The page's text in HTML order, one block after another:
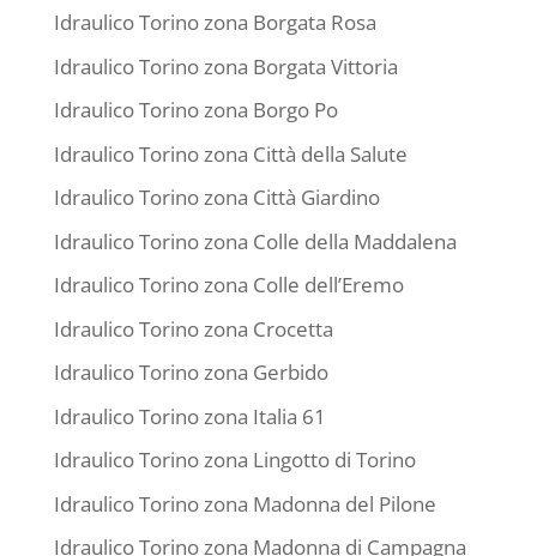
Idraulico Torino zona Borgata Rosa
Idraulico Torino zona Borgata Vittoria
Idraulico Torino zona Borgo Po
Idraulico Torino zona Città della Salute
Idraulico Torino zona Città Giardino
Idraulico Torino zona Colle della Maddalena
Idraulico Torino zona Colle dell’Eremo
Idraulico Torino zona Crocetta
Idraulico Torino zona Gerbido
Idraulico Torino zona Italia 61
Idraulico Torino zona Lingotto di Torino
Idraulico Torino zona Madonna del Pilone
Idraulico Torino zona Madonna di Campagna